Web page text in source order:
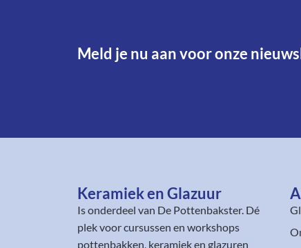
Meld je nu aan voor onze
Keramiek en Glazuur​
Is onderdeel van De Pottenbakster. Dé
plek voor cursussen en workshops
pottenbakken, keramiek en glazuren